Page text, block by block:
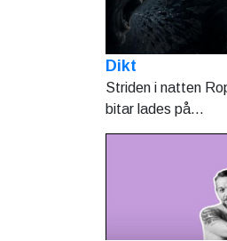
Dikt
Striden i natten
bitar lades på...